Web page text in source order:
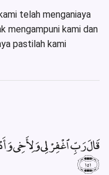
telah menganiaya
mengampuni kami dan
pastilah kami
قَالَ رَبِّ ٱغْفِرْ لِى وَلِأَخِى
﴿١٥١﴾